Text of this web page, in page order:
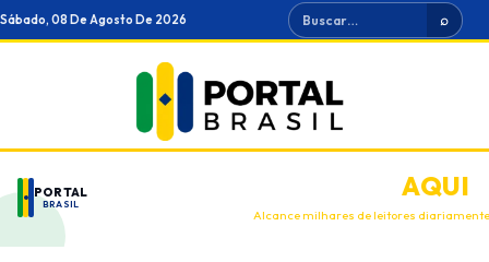
Ir
para
Sábado, 08 De Agosto De 2026 Buscar ⌕
PORTAL
BRASIL
ANUNCIEAQUI
Alcance milhares de leitores diariamente